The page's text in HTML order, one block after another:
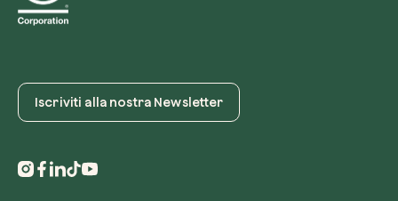
Iscriviti alla nostra Newsletter